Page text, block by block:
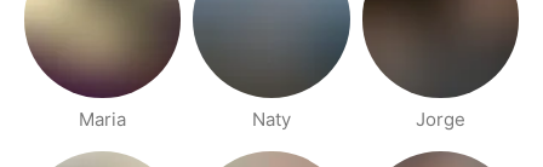
Maria Naty Jorge